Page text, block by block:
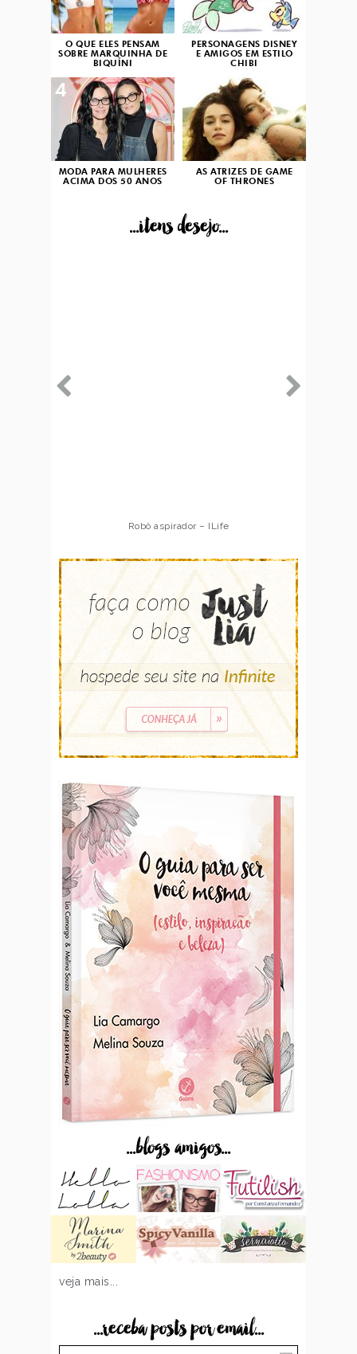
O QUE ELES PENSAM
SOBRE MARQUINHA DE
BIQUÍNI
PERSONAGENS DISNEY
E AMIGOS EM ESTILO
CHIBI
MODA PARA MULHERES
ACIMA DOS 50 ANOS
4
AS ATRIZES DE GAME
OF THRONES
...itens desejo...
Robô aspirador – ILife
...blogs amigos...
veja mais...
...receba posts por email...